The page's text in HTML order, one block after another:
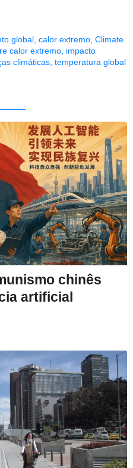
global calor extremo Climate
calor extremo impacto
climáticas temperatura global
chinês
artificial